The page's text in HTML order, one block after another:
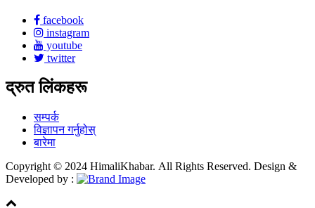
facebook
instagram
youtube
twitter
द्रुत लिंकहरू
सम्पर्क
विज्ञापन गर्नुहोस्
बारेमा
Copyright © 2024 HimaliKhabar. All Rights Reserved. Design &
Developed by :